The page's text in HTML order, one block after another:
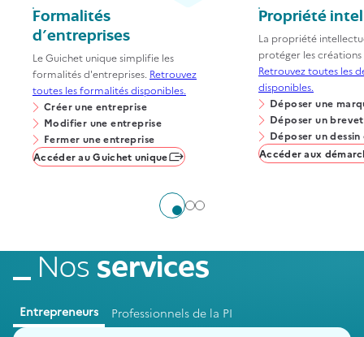
Formalités
d'entreprises
Le Guichet unique simplifie les
formalités d'entreprises. Retrouvez
toutes les formalités disponibles.
Créer une entreprise
Modifier une entreprise
Fermer une entreprise
Accéder au Guichet unique
Propriété
La propriété
protéger les
Retrouvez toutes les
disponibles.
Déposer une
Déposer un brevet
Déposer un
Accéder aux
Aller à l'élément 1
Aller à l'élément 2
Aller à l'élément 3
Nos services
Entrepreneurs Professionnels de la PI